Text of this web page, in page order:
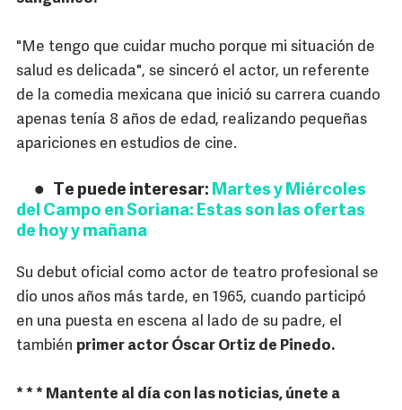
"Me tengo que cuidar mucho porque mi situación de
salud es delicada", se sinceró el actor, un referente
de la comedia mexicana que inició su carrera cuando
apenas tenía 8 años de edad, realizando pequeñas
apariciones en estudios de cine.
Te puede interesar: Martes y Miércoles
del Campo en Soriana: Estas son las ofertas
de hoy y mañana
Su debut oficial como actor de teatro profesional se
dio unos años más tarde, en 1965, cuando participó
en una puesta en escena al lado de su padre, el
también primer actor Óscar Ortiz de Pinedo.
* * * Mantente al día con las noticias, únete a